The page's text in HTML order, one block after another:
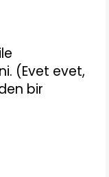
(Evet evet,
bir